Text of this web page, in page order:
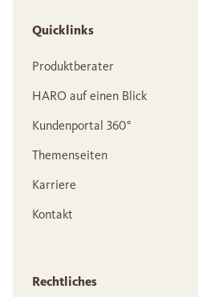
Quicklinks
Produktberater
HARO auf einen Blick
Kundenportal 360°
Themenseiten
Karriere
Kontakt
Rechtliches